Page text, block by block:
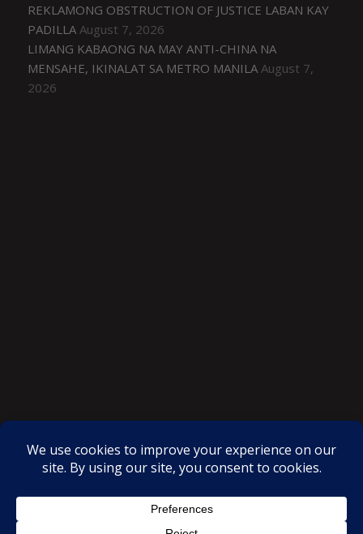
REKLAMONG OBSTRUCTION OF JUSTICE LABAN KAY
PADILLA August 7, 2026
LIMANG KABAONG NA MAY ANTI-CHINA NA
MENSAHE, IKINALAT SA METRO MANILA August 7,
2026